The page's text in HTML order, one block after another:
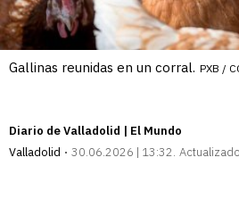
Gallinas reunidas en un corral. PXB /
Diario de Valladolid | El Mundo
Valladolid
30.06.2026 | 13:32